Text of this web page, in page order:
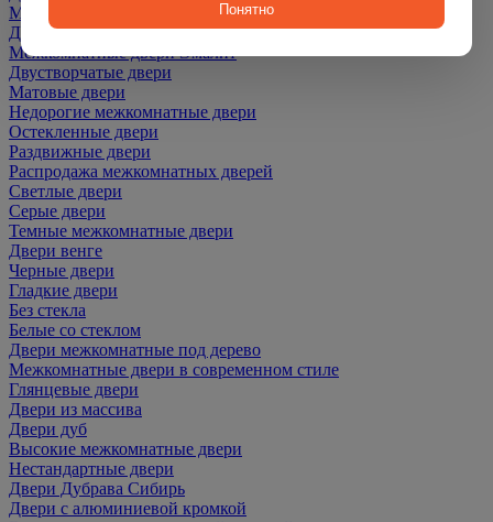
Межкомнатные двери ПЭТ
Двери со скидкой
Межкомнатные двери Эмалит
Двустворчатые двери
Матовые двери
Недорогие межкомнатные двери
Остекленные двери
Раздвижные двери
Распродажа межкомнатных дверей
Светлые двери
Серые двери
Темные межкомнатные двери
Двери венге
Черные двери
Гладкие двери
Без стекла
Белые со стеклом
Двери межкомнатные под дерево
Межкомнатные двери в современном стиле
Глянцевые двери
Двери из массива
Двери дуб
Высокие межкомнатные двери
Нестандартные двери
Двери Дубрава Сибирь
Двери с алюминиевой кромкой
Понятно